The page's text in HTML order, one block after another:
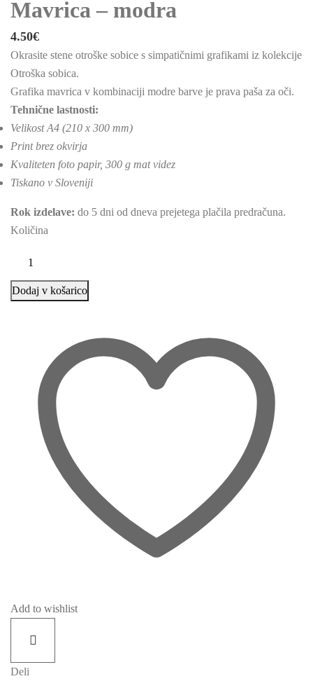
Mavrica – modra
4.50€
Okrasite stene otroške sobice s simpatičnimi grafikami iz kolekcije
Otroška sobica.
Grafika mavrica v kombinaciji modre barve je prava paša za oči.
Tehnične lastnosti:
Velikost A4 (210 x 300 mm)
Print brez okvirja
Kvaliteten foto papir, 300 g mat videz
Tiskano v Sloveniji
Rok izdelave: do 5 dni od dneva prejetega plačila predračuna.
Količina
Dodaj v košarico
Add to wishlist
Deli